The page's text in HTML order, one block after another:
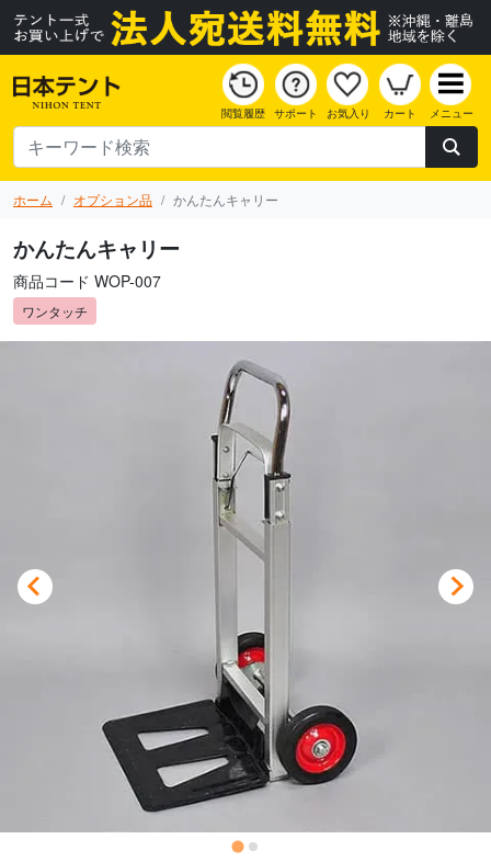
閲覧履歴 サポート お気入り カート メニュー
ホーム オプション品 かんたんキャリー
かんたんキャリー
商品コード WOP-007